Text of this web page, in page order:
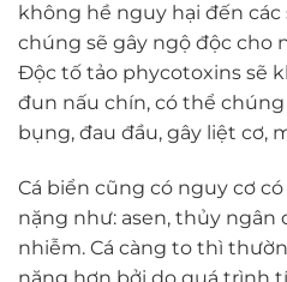
không hề nguy hại đến
chúng sẽ gây ngộ độc cho
Độc tố tảo phycotoxins sẽ
đun nấu chín, có thể chúng
bụng, đau đầu, gây liệt cơ,
Cá biển cũng có nguy cơ
nặng như: asen, thủy
nhiễm. Cá càng to thì